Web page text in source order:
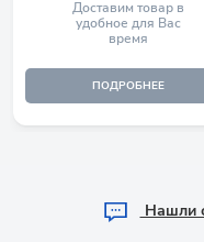
Доставим товар в
удобное для Вас
время
ПОДРОБНЕЕ
Hашли